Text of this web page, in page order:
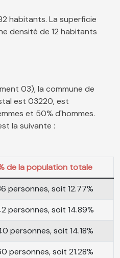
habitants. La superficie
densité de 12 habitants
03), la commune de
est 03220, est
et 50% d'hommes.
la suivante :
de la population totale
personnes, soit 12.77%
personnes, soit 14.89%
personnes, soit 14.18%
personnes, soit 21.28%